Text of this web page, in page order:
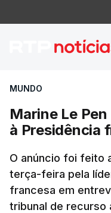
Marine
MUNDO
Marine Le
à Presidência
O anúncio foi feito
terça-feira pela
francesa em
tribunal de recurso